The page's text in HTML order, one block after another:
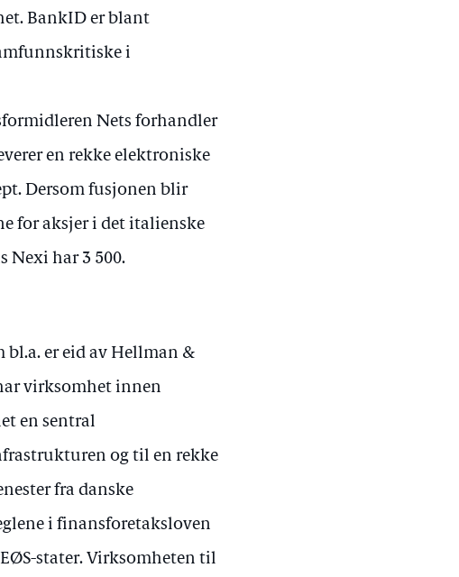
BankID er blant
i
Nets forhandler
en rekke elektroniske
Dersom fusjonen blir
for aksjer i det italienske
Nexi har 3 500.
bl.a. er eid av Hellman &
virksomhet innen
en sentral
og til en rekke
fra danske
i finansforetaksloven
stater. Virksomheten til